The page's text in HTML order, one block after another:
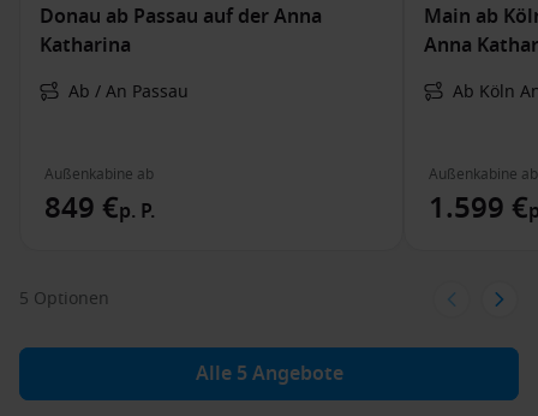
Donau ab Passau auf der Anna
Katharina
Ab / An Passau
Außenkabine ab
849 €p. P.
Main ab
Anna
Ab Köln
Außenkabine ab
1.599 €
5 Optionen
Alle 5 Angebote